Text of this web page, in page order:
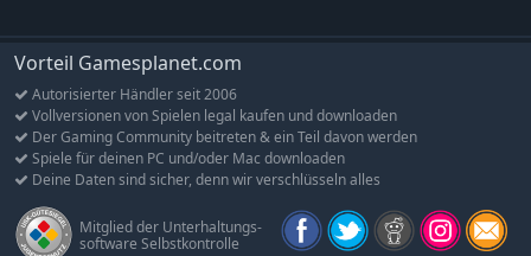
Vorteil Gamesplanet.com
Autorisierter Händler seit 2006
Vollversionen von Spielen legal kaufen und downloaden
Der Gaming Community beitreten & ein Teil davon werden
Spiele für deinen PC und/oder Mac downloaden
Deine Daten sind sicher, denn wir verschlüsseln alles
Mitglied der Unterhaltungs-
software Selbstkontrolle